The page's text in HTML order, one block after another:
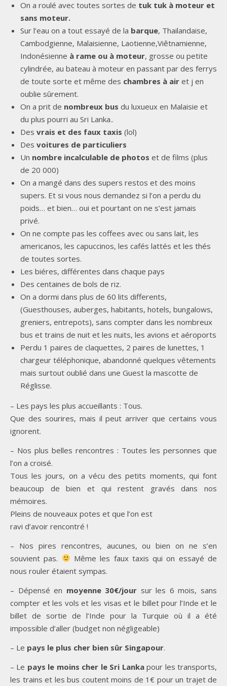
On a roulé avec toutes sortes de tuk tuk à moteur et
sans moteur.
Sur l’eau on a tout essayé de la barque, Thailandaise,
Cambodgienne, Malaisienne, Laotienne,Viêtnamienne,
Indonésienne à rame ou à moteur, grosse ou petite
cylindrée, au bateau à moteur en passant par des ferrys
de toute sorte et même des chambres à air et j en
oublie sûrement.
On a prit de nombreux bus du luxueux en Malaisie et
du plus pourri au Sri Lanka..
Des vrais et des faux taxis (lol)
Des voitures de particuliers
Un nombre incalculable de photos et de films (plus
de 20 000)
On a mangé dans des supers restos et des moins
supers. Et si vous nous demandez si l’on a perdu du
poids… et bien… oui et pourtant on ne s’est jamais
privé.
On ne compte pas les coffees avec ou sans lait, les
americanos, les capuccinos, les cafés lattés et les thés
de toutes sortes.
Les biéres, différentes dans chaque pays
Des centaines de bols de riz.
On a dormi dans plus de 60 lits differents,
(Guesthouses, auberges, habitants, hotels, bungalows,
greniers, entrepots), sans compter dans les nombreux
bus et trains de nuit et les nuits, les avions et aéroports
Perdu 1 paires de claquettes, 2 paires de lunettes, 1
chargeur téléphonique, abandonné quelques vêtements
mais surtout oublié dans une Guest la mascotte de
Réglisse.
– Les pays les plus accueillants : Tous.
Que des sourires, mais il peut arriver que certains vous
ignorent.
– Nos plus belles rencontres : Toutes les personnes que
l’on a croisé.
Tous les jours, on a vécu des petits moments, qui font
beaucoup de bien et qui restent gravés dans nos
mémoires.
Pleins de nouveaux potes et que l’on est
ravi d’avoir rencontré !
– Nos pires rencontres, aucunes, ou bien on ne s’en
souvient pas.
Même les faux taxis qui on essayé de
nous rouler étaient sympas.
– Dépensé en moyenne 30€/jour sur les 6 mois, sans
compter et les vols et les visas et le billet pour l’Inde et le
billet de sortie de l’Inde pour la Turquie où il a été
impossible d’aller (budget non négligeable)
– Le pays le plus cher bien sûr Singapour.
– Le pays le moins cher le Sri Lankapour les transports,
les trains et les bus coutent moins de 1€ pour un trajet de